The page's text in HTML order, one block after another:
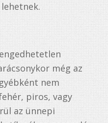
még az
nem
piros, vagy
az ünnepi